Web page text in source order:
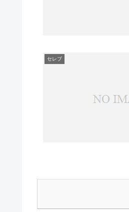
セレブ